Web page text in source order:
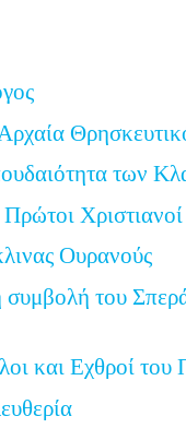
των
Χριστιανοί
Ουρανούς
του
και Εχθροί του